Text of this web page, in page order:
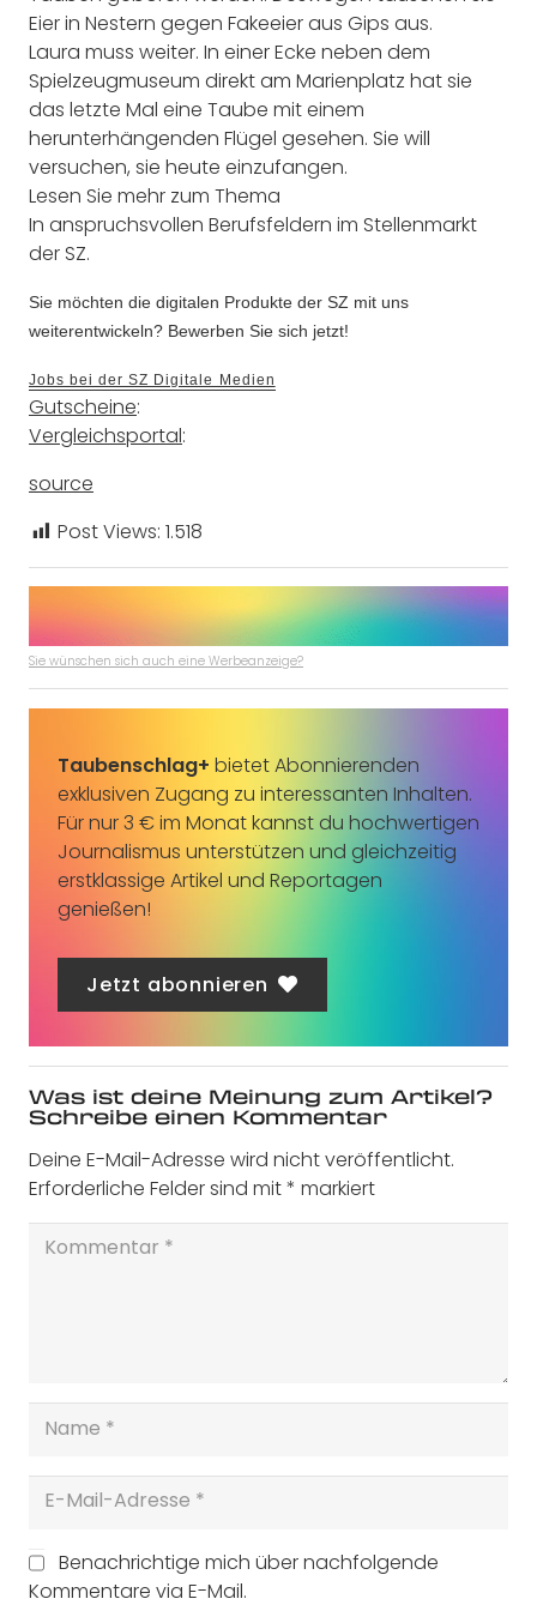
Eier in Nestern gegen Fakeeier aus Gips aus.
Laura muss weiter. In einer Ecke neben dem
Spielzeugmuseum direkt am Marienplatz hat sie
das letzte Mal eine Taube mit einem
herunterhängenden Flügel gesehen. Sie will
versuchen, sie heute einzufangen.
Lesen Sie mehr zum Thema
In anspruchsvollen Berufsfeldern im Stellenmarkt
der SZ.
Sie möchten die digitalen Produkte der SZ mit uns
weiterentwickeln? Bewerben Sie sich jetzt!
Jobs bei der SZ Digitale Medien
Gutscheine:
Vergleichsportal:
source
Post Views: 1.518
Sie wünschen sich auch eine Werbeanzeige?
Taubenschlag+ bietet Abonnierenden
exklusiven Zugang zu interessanten Inhalten.
Für nur 3 € im Monat kannst du hochwertigen
Journalismus unterstützen und gleichzeitig
erstklassige Artikel und Reportagen
genießen!
Jetzt abonnieren
Was ist deine Meinung zum Artikel?
Schreibe einen Kommentar
Deine E-Mail-Adresse wird nicht veröffentlicht.
Erforderliche Felder sind mit* markiert
Benachrichtige mich über nachfolgende
Kommentare via E-Mail.